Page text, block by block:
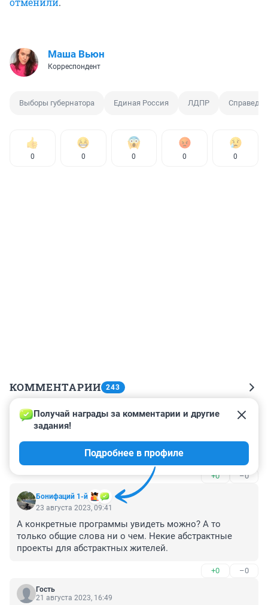
Маша Вьюн
Корреспондент
Выборы губернатора Единая Россия ЛДПР
0 0 0 0 0
КОММЕНТАРИИ 243
Гость
25 августа 2023, 18:07
На манеже всё те же. Увы, позитивные изменения
похоже откладываются
+0 –0
Бонифаций 1-й
Получай награды за комментарии и другие
задания!
Подробнее в профиле
23 августа 2023, 09:41
А конкретные программы увидеть можно? А то
только общие слова ни о чем. Некие абстрактные
проекты для абстрактных жителей.
+0 –0
Гость
21 августа 2023, 16:49